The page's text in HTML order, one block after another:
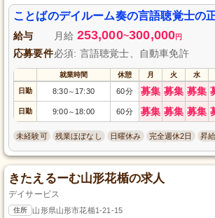
ことばのデイルーム奏の言語聴覚士の
給与 月給 253,000~300,000円
応募要件必須: 言語聴覚士、自動車免許
就業時間 休憩 月 火 水
日勤 8:30～ 17:30 60分 募集 募集 募集
日勤 9:00～ 18:00 60分 募集 募集 募集
未経験可 残業ほぼなし 日曜休み 完全週休2日 昇
きたえるーむ山形花楯の求人
デイサービス
住所 山形県山形市花楯1-21-15